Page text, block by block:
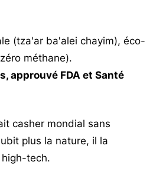
(tza'ar ba'alei chayim), éco-
méthane).
approuvé FDA et Santé
casher mondial sans
plus la nature, il la
tech.